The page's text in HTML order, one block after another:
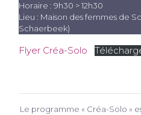
Horaire : 9h30 > 12h30
Lieu : Maison des femmes de
Schaerbeek)
Flyer Créa-Solo
Le programme « Créa-Solo »